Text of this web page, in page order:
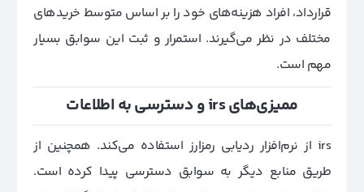
قرارداد، افراد هزینه‌های خود را بر اساس متوسط خرید‌های
مختلف در نظر می‌گیرند. استمرار و ثبت این سوابق بسیار
مهم است.
ممیزی‌های irs و دسترسی به اطلاعات
irs از نرم‌افزار ردیابی رمزارز استفاده می‌کند. همچنین از
طریق منابع دیگر به سوابق دسترسی پیدا کرده است.